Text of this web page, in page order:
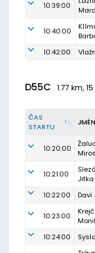
10:39:00
10:40:00
10:42:00
D55C 1.77 km,
ČAS
STARTU
10:20:00
10:21:00
Jitka
10:22:00 Davi
10:23:00
10:24:00